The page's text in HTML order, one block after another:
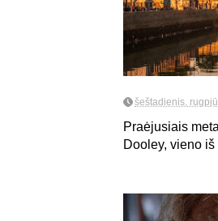
šeštadienis,
Praėjusiais
Dooley, vieno